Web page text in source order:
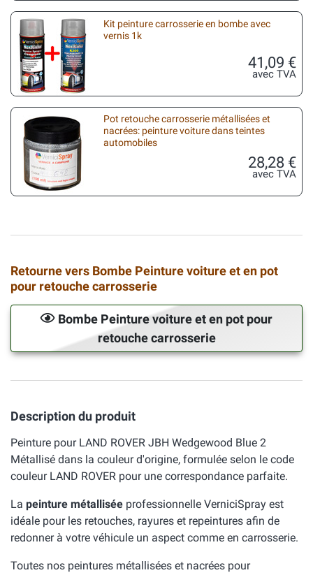
Kit peinture carrosserie en bombe avec
vernis 1k
41,09 €
avec TVA
Pot retouche carrosserie métallisées et
nacrées: peinture voiture dans teintes
automobiles
28,28 €
avec TVA
Retourne vers Bombe Peinture voiture et en pot
pour retouche carrosserie
Bombe Peinture voiture et en pot pour
retouche carrosserie
Description du produit
Peinture pour LAND ROVER JBH Wedgewood Blue 2
Métallisé dans la couleur d'origine, formulée selon le code
couleur LAND ROVER pour une correspondance parfaite.
La peinture métallisée professionnelle VerniciSpray est
idéale pour les retouches, rayures et repeintures afin de
redonner à votre véhicule un aspect comme en carrosserie.
Toutes nos peintures métallisées et nacrées pour